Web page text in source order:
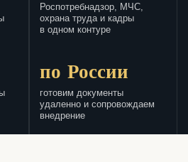
Роспотребнадзор, МЧС,
охрана труда и кадры
в одном контуре
по России
готовим документы
удаленно и сопровождаем
внедрение